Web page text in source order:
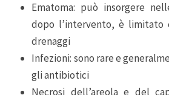
Ematoma: può insorgere
dopo l’intervento, è limitato
drenaggi
Infezioni: sono rare e
gli antibiotici
Necrosi dell’areola e del